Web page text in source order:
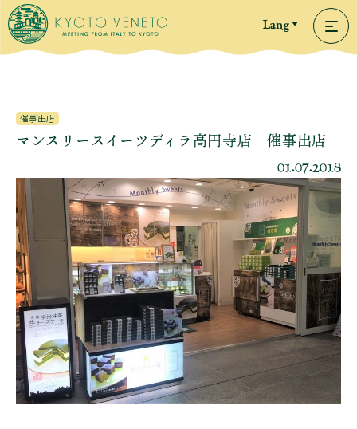
Lang
催事出店
マンスリースイーツディラ高円寺店 催事出店
01.07.2018